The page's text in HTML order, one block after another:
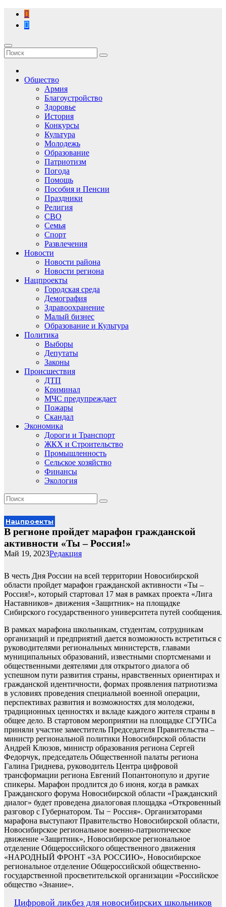
Перейти
содержимому
Общество
Армия
Благоустройство
Здоровье
История
Конкурсы
Культура
Молодежь
Образование
Патриотизм
Погода
Помощь
Пособия и Пенсии
Праздники
Религия
СВО
Семья
Спорт
Развлечения
Новости
Новости района
Новости региона
Нацпроекты
Городская среда
Демография
Здравоохранение
Малый бизнес
Образование и Культура
Политика
Выборы
Депутаты
Законы
Происшествия
ДТП
Криминал
МЧС предупреждает
Пожары
Скандал
Экономика
Дороги и Транспорт
ЖКХ и Строительство
Промышленность
Сельское хозяйство
Финансы
Экология
Нацпроекты
В регионе пройдет марафон гражданской
активности «Ты – Россия!»
Редакция
Май 19, 2023
В честь Дня России на всей территории Новосибирской
области пройдет марафон гражданской активности «Ты –
Россия!», который стартовал 17 мая в рамках проекта «Лига
Наставников» движения «Защитник» на площадке
Сибирского государственного университета путей сообщения.
В рамках марафона школьникам, студентам, сотрудникам
организаций и предприятий дается возможность встретиться с
руководителями региональных министерств, главами
муниципальных образований, известными спортсменами и
общественными деятелями для открытого диалога об
успешном пути развития страны, нравственных ориентирах и
гражданской идентичности, формах проявления патриотизма
в условиях проведения специальной военной операции,
перспективах развития и возможностях для молодежи,
традиционных ценностях и вкладе каждого жителя страны в
общее дело. В стартовом мероприятии на площадке СГУПСа
приняли участие заместитель Председателя Правительства –
министр региональной политики Новосибирской области
Андрей Клюзов, министр образования региона Сергей
Федорчук, председатель Общественной палаты региона
Галина Гриднева, руководитель Центра цифровой
трансформации региона Евгений Попантонопуло и другие
спикеры. Марафон продлится до 6 июня, когда в рамках
Гражданского форума Новосибирской области «Гражданский
диалог» будет проведена диалоговая площадка «Откровенный
разговор с Губернатором. Ты − Россия». Организаторами
марафона выступают Правительство Новосибирской области,
Новосибирское региональное военно-патриотическое
движение «Защитник», Новосибирское региональное
отделение Общероссийского общественного движения
«НАРОДНЫЙ ФРОНТ «ЗА РОССИЮ», Новосибирское
региональное отделение Общероссийской общественно-
государственной просветительской организации «Российское
общество «Знание».
Навигация
Цифровой ликбез для новосибирских школьников